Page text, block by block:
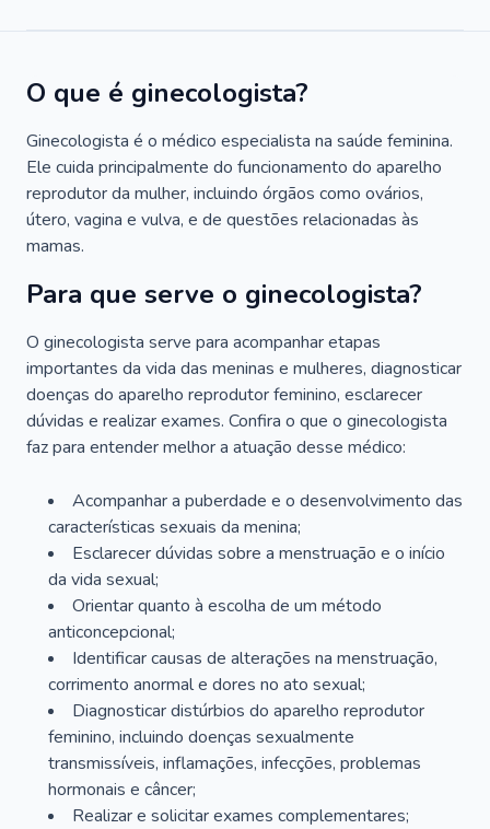
O que é ginecologista?
Ginecologista é o médico especialista na saúde feminina.
Ele cuida principalmente do funcionamento do aparelho
reprodutor da mulher, incluindo órgãos como ovários,
útero, vagina e vulva, e de questões relacionadas às
mamas.
Para que serve o ginecologista?
O ginecologista serve para acompanhar etapas
importantes da vida das meninas e mulheres, diagnosticar
doenças do aparelho reprodutor feminino, esclarecer
dúvidas e realizar exames. Confira o que o ginecologista
faz para entender melhor a atuação desse médico:
Acompanhar a puberdade e o desenvolvimento das
características sexuais da menina;
Esclarecer dúvidas sobre a menstruação e o início
da vida sexual;
Orientar quanto à escolha de um método
anticoncepcional;
Identificar causas de alterações na menstruação,
corrimento anormal e dores no ato sexual;
Diagnosticar distúrbios do aparelho reprodutor
feminino, incluindo doenças sexualmente
transmissíveis, inflamações, infecções, problemas
hormonais e câncer;
Realizar e solicitar exames complementares;